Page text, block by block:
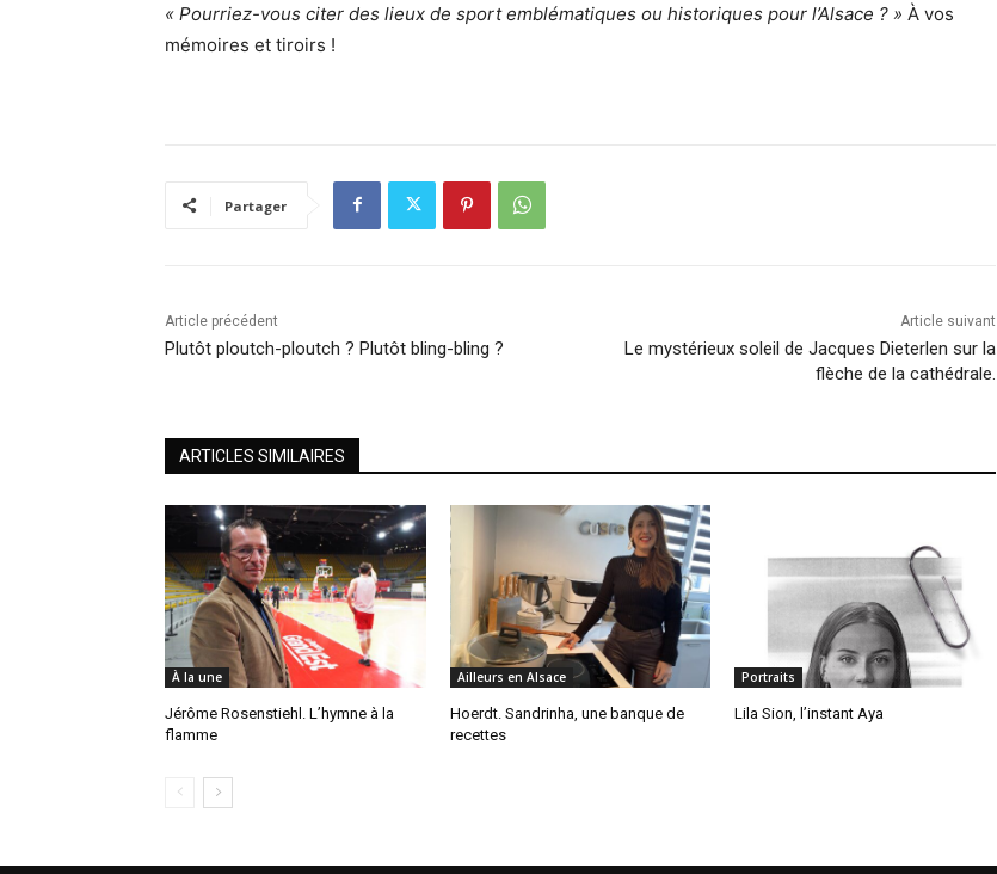
« Pourriez-vous citer des lieux de sport emblématiques ou historiques pour l’Alsace ? » À vos
mémoires et tiroirs !
Partager
Article précédent
Plutôt ploutch-ploutch ? Plutôt bling-bling ?
Article suivant
Le mystérieux soleil de Jacques Dieterlen sur la
flèche de la cathédrale.
ARTICLES SIMILAIRES
À la une
Jérôme Rosenstiehl. L’hymne à la
flamme
Ailleurs en Alsace
Hoerdt. Sandrinha, une banque de
recettes
Portraits
Lila Sion, l’instant Aya